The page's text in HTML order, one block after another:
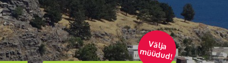
Välja
m
üüdud!